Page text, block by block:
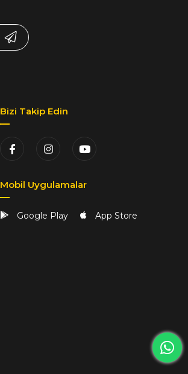
Bizi Takip Edin
Mobil Uygulamalar
Google Play App Store